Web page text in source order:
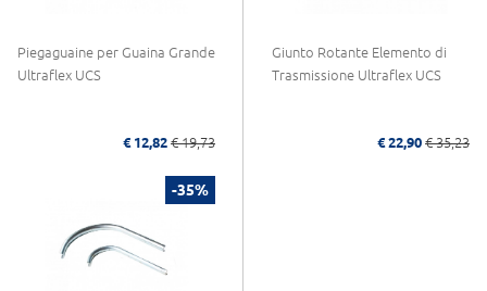
Piegaguaine per Guaina Grande
Ultraflex UCS
€ 12,82 € 19,73
Giunto Rotante Elemento di
Trasmissione Ultraflex UCS
€ 22,90 € 35,23
-35%